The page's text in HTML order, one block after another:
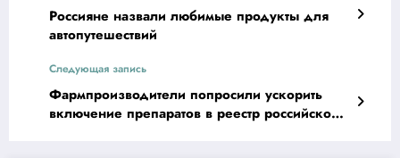
Россияне назвали любимые продукты для
автопутешествий
Следующая запись
Фармпроизводители попросили ускорить
включение препаратов в реестр российской